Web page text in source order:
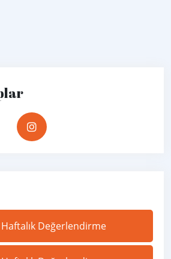
Haftalık Değerlendirme